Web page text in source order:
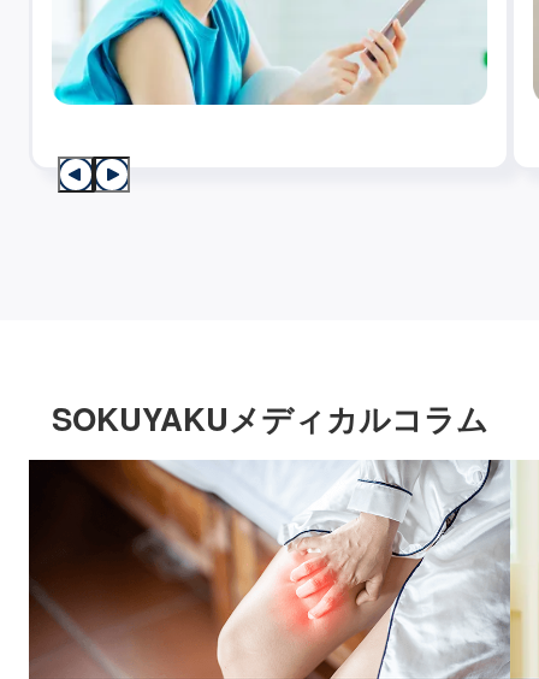
SOKUYAKUメディカルコラム